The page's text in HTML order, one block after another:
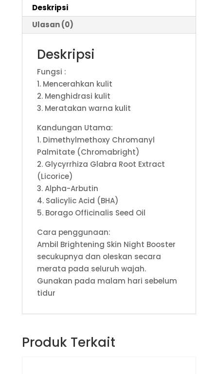
Deskripsi
Ulasan (0)
Deskripsi
Fungsi :
1. Mencerahkan kulit
2. Menghidrasi kulit
3. Meratakan warna kulit
Kandungan Utama:
1. Dimethylmethoxy Chromanyl
Palmitate (Chromabright)
2. Glycyrrhiza Glabra Root Extract
(Licorice)
3. Alpha-Arbutin
4. Salicylic Acid (BHA)
5. Borago Officinalis Seed Oil
Cara penggunaan:
Ambil Brightening Skin Night Booster
secukupnya dan oleskan secara
merata pada seluruh wajah.
Gunakan pada malam hari sebelum
tidur
Produk Terkait